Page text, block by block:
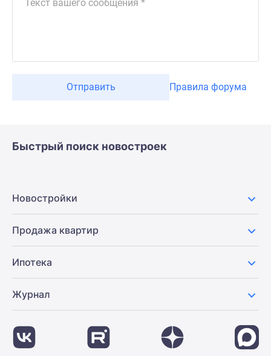
Отправить Правила форума
Быстрый поиск новостроек
Новостройки
Продажа квартир
Ипотека
Журнал